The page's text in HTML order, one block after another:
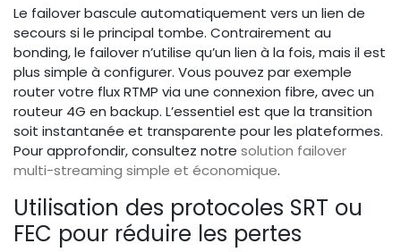
Le failover bascule automatiquement vers un lien de
secours si le principal tombe. Contrairement au
bonding, le failover n’utilise qu’un lien à la fois, mais il est
plus simple à configurer. Vous pouvez par exemple
router votre flux RTMP via une connexion fibre, avec un
routeur 4G en backup. L’essentiel est que la transition
soit instantanée et transparente pour les plateformes.
Pour approfondir, consultez notre solution failover
multi-streaming simple et économique.
Utilisation des protocoles SRT ou
FEC pour réduire les pertes